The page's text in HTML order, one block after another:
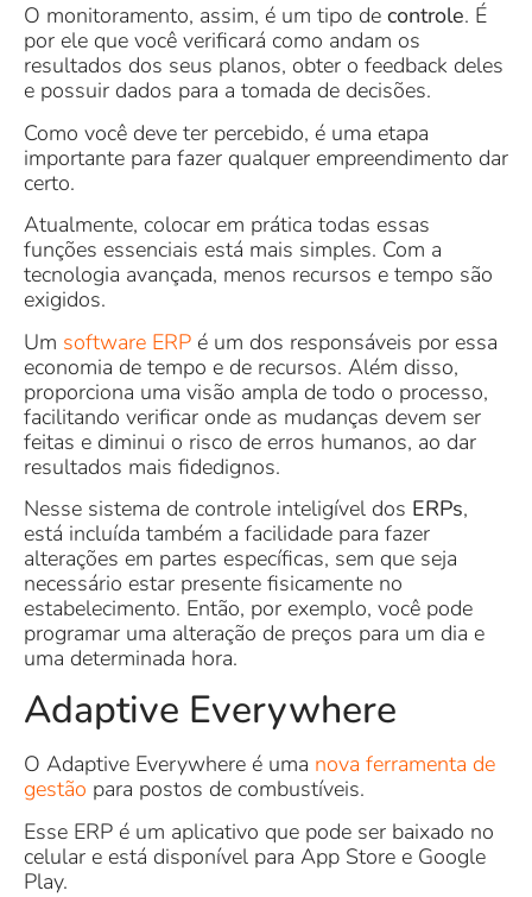
O monitoramento, assim, é um tipo de controle. É
por ele que você verificará como andam os
resultados dos seus planos, obter o feedback deles
e possuir dados para a tomada de decisões.
Como você deve ter percebido, é uma etapa
importante para fazer qualquer empreendimento dar
certo.
Atualmente, colocar em prática todas essas
funções essenciais está mais simples. Com a
tecnologia avançada, menos recursos e tempo são
exigidos.
Um software ERP é um dos responsáveis por essa
economia de tempo e de recursos. Além disso,
proporciona uma visão ampla de todo o processo,
facilitando verificar onde as mudanças devem ser
feitas e diminui o risco de erros humanos, ao dar
resultados mais fidedignos.
Nesse sistema de controle inteligível dos ERPs,
está incluída também a facilidade para fazer
alterações em partes específicas, sem que seja
necessário estar presente fisicamente no
estabelecimento. Então, por exemplo, você pode
programar uma alteração de preços para um dia e
uma determinada hora.
Adaptive Everywhere
O Adaptive Everywhere é uma nova ferramenta de
gestão para postos de combustíveis.
Esse ERP é um aplicativo que pode ser baixado no
celular e está disponível para App Store e Google
Play.